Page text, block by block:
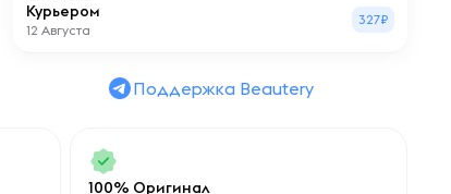
Курьером
12 Августа
327₽
Поддержка Beautery
100% Оригинал